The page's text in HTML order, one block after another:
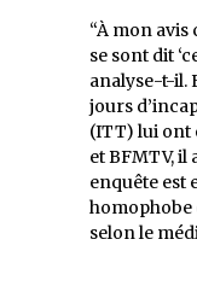
“À mon avis
se sont dit
analyse-t-il.
jours
(ITT) lui ont
et BFMTV, il
enquête est
homophobe
selon le